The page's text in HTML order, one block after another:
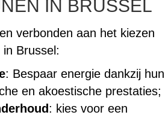
IN BRUSSEL
verbonden aan het kiezen
Brussel:
: Bespaar energie dankzij hun
en akoestische prestaties;
: kies voor een